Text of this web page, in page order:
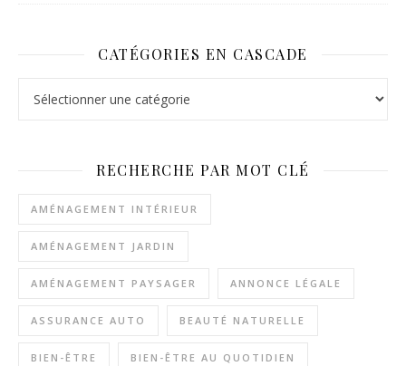
CATÉGORIES EN CASCADE
RECHERCHE PAR MOT CLÉ
AMÉNAGEMENT INTÉRIEUR
AMÉNAGEMENT JARDIN
AMÉNAGEMENT PAYSAGER ANNONCE LÉGALE
ASSURANCE AUTO BEAUTÉ NATURELLE
BIEN-ÊTRE BIEN-ÊTRE AU QUOTIDIEN